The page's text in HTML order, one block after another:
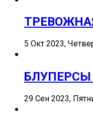
5 Окт 2023,
БЛУПЕРСЫ
29 Сен 2023,